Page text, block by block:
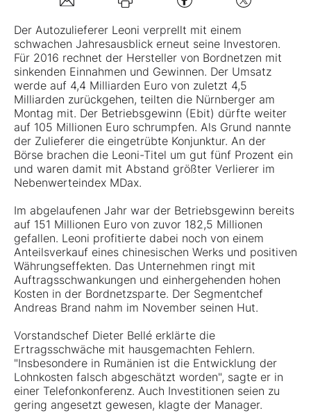
Folgen Sie uns
Kontakt
Der Autozulieferer Leoni verprellt mit einem
schwachen Jahresausblick erneut seine Investoren.
Für 2016 rechnet der Hersteller von Bordnetzen mit
sinkenden Einnahmen und Gewinnen. Der Umsatz
werde auf 4,4 Milliarden Euro von zuletzt 4,5
Milliarden zurückgehen, teilten die Nürnberger am
Montag mit. Der Betriebsgewinn (Ebit) dürfte weiter
auf 105 Millionen Euro schrumpfen. Als Grund nannte
der Zulieferer die eingetrübte Konjunktur. An der
Börse brachen die Leoni-Titel um gut fünf Prozent ein
und waren damit mit Abstand größter Verlierer im
Nebenwerteindex MDax.
Im abgelaufenen Jahr war der Betriebsgewinn bereits
auf 151 Millionen Euro von zuvor 182,5 Millionen
gefallen. Leoni profitierte dabei noch von einem
Anteilsverkauf eines chinesischen Werks und positiven
Währungseffekten. Das Unternehmen ringt mit
Auftragsschwankungen und einhergehenden hohen
Kosten in der Bordnetzsparte. Der Segmentchef
Andreas Brand nahm im November seinen Hut.
Vorstandschef Dieter Bellé erklärte die
Ertragsschwäche mit hausgemachten Fehlern.
"Insbesondere in Rumänien ist die Entwicklung der
Lohnkosten falsch abgeschätzt worden", sagte er in
einer Telefonkonferenz. Auch Investitionen seien zu
gering angesetzt gewesen, klagte der Manager.